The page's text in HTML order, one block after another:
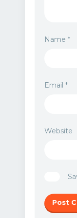
Name *
Email *
Website